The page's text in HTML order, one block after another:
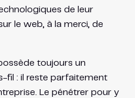
de leur
le web, à la merci, de
toujours un
fil : il reste parfaitement
Le pénétrer pour y